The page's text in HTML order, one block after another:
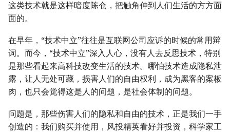
这类技术就是这样暗度陈仓，把触角伸到人们生活的方方面
面的。
在早年，“技术中立”往往是互联网公司应诉的时候的常用辩
词。而今，“技术中立”深入人心，没有人去反思技术，特别
是那些看起来高科技改变生活的技术。哪怕技术造成隐私泄
露，让人无处可藏，损害人们的自由权利，成为黑客的案板
肉，也只会觉得这是人的问题，是社会体制的问题。
问题是，那些伤害人们的隐私和自由的技术，正是我们一手
创造的：我们购买并使用，风投精英看好并投资，科学家工